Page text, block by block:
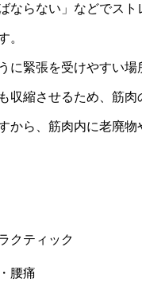
ならない」などでス
。
に緊張を受けやすい場
収縮させるため、筋肉
から、筋肉内に老廃
クティック
腰痛